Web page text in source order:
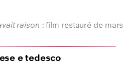
raison : film restauré de mars
e tedesco